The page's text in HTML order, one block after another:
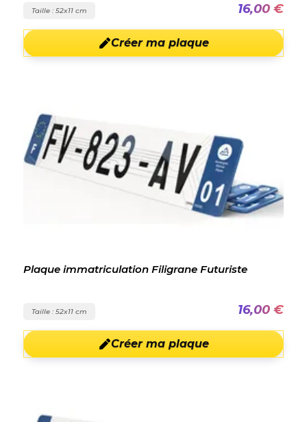
Taille : 52x11 cm 16,00 €
Créer ma plaque
Plaque immatriculation Filigrane Futuriste
Taille : 52x11 cm 16,00 €
Créer ma plaque